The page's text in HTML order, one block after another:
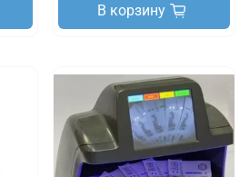
В корзину